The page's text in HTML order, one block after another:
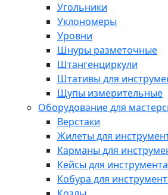
Угольники
Уклономеры
Уровни
Шнуры разметочные
Штангенциркули
Штативы для
Щупы измерительные
Оборудование для
Верстаки
Жилеты для
Карманы для
Кейсы для инструмента
Кобура для